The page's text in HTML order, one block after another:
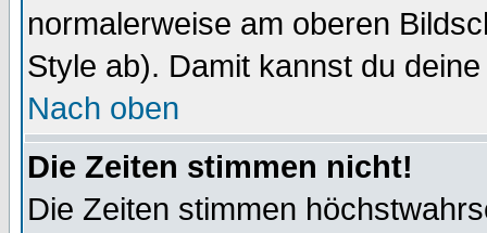
normalerweise am oberen
Style ab). Damit kannst du
Nach oben
Die Zeiten stimmen nicht!
Die Zeiten stimmen